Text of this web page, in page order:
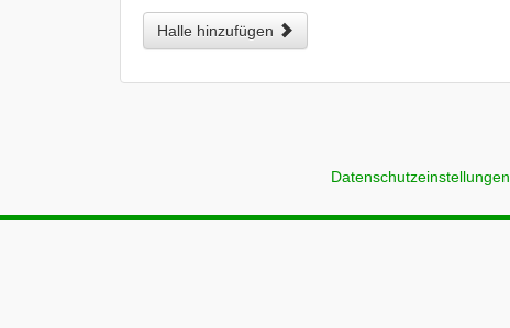
Halle hinzufügen
Datenschutzeinstellungen